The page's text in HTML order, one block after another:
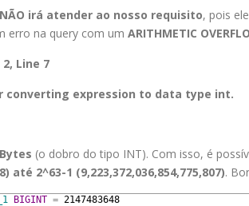
irá atender ao nosso requisito, pois
erro na query com um ARITHMETIC
Line 7
expression to data type int.
(o dobro do tipo INT). Com isso, é
até 2^63-1 (9,223,372,036,854,775,807).
BIGINT = 2147483648